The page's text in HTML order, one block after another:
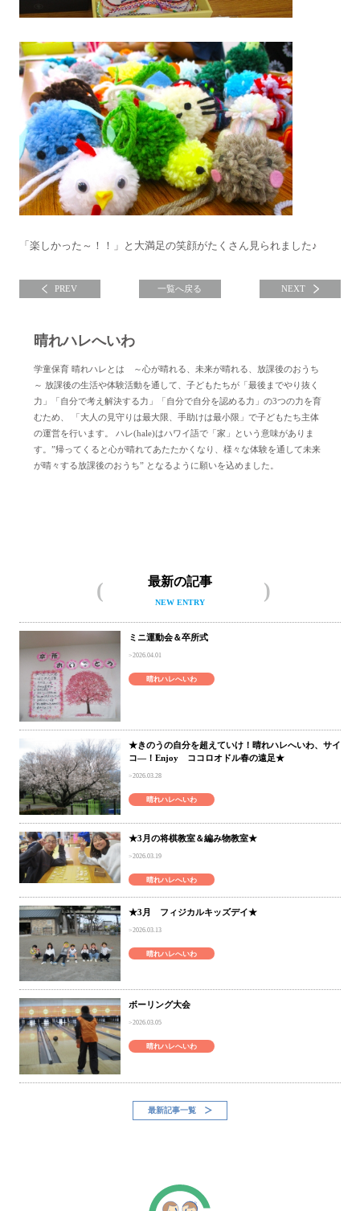
「楽しかった～！！」と大満足の笑顔がたくさん見られました♪
PREV 一覧へ戻る NEXT
晴れハレへいわ
学童保育 晴れハレとは ～心が晴れる、未来が晴れる、放課後のおうち
～ 放課後の生活や体験活動を通して、子どもたちが「最後までやり抜く
力」「自分で考え解決する力」「自分で自分を認める力」の3つの力を育
むため、 「大人の見守りは最大限、手助けは最小限」で子どもたち主体
の運営を行います。 ハレ(hale)はハワイ語で「家」という意味がありま
す。”帰ってくると心が晴れてあたたかくなり、様々な体験を通して未来
が晴々する放課後のおうち” となるように願いを込めました。
最新の記事
NEW ENTRY
ミニ運動会＆卒所式
2026.04.01
晴れハレへいわ
★きのうの自分を超えていけ！晴れハレへいわ、サイ
コ―！Enjoy ココロオドル春の遠足★
2026.03.28
晴れハレへいわ
★3月の将棋教室＆編み物教室★
2026.03.19
晴れハレへいわ
★3月 フィジカルキッズデイ★
2026.03.13
晴れハレへいわ
ボーリング大会
2026.03.05
晴れハレへいわ
最新記事一覧